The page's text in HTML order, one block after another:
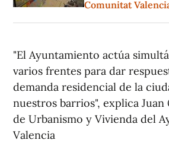
Comunitat
"El Ayuntamiento actúa
varios frentes para dar
demanda residencial de la
nuestros barrios", explica
de Urbanismo y Vivienda del
Valencia